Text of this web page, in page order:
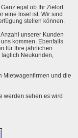
egal ob Ihr Zielort
eine Insel ist. Wir sind
stellen können.
unserer Kunden
kommen. Ebenfalls
für Ihre jährlichen
Neukunden,
Mietwagenfirmen und die
werden sehen es wird